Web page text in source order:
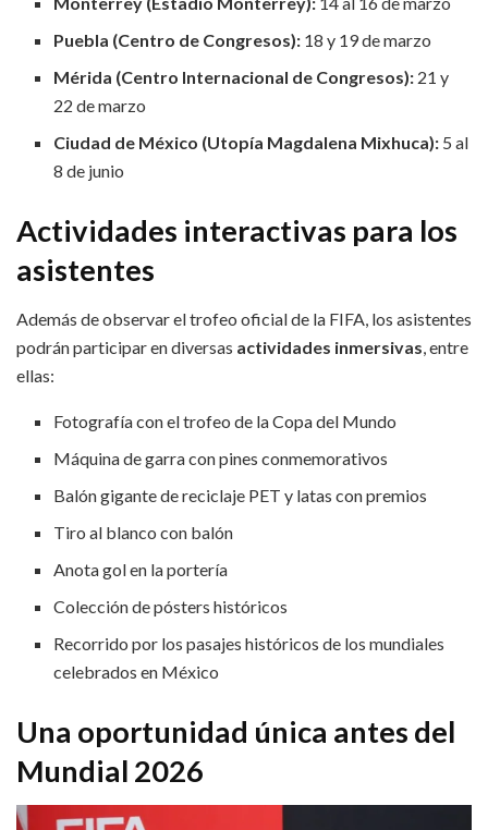
Puebla (Centro de Congresos): 18 y 19 de marzo
Mérida (Centro Internacional de Congresos): 21 y
22 de marzo
Ciudad de México (Utopía Magdalena Mixhuca): 5 al
8 de junio
Actividades interactivas para los
asistentes
Además de observar el trofeo oficial de la FIFA, los asistentes
podrán participar en diversas actividades inmersivas , entre
ellas:
Fotografía con el trofeo de la Copa del Mundo
Máquina de garra con pines conmemorativos
Balón gigante de reciclaje PET y latas con premios
Tiro al blanco con balón
Anota gol en la portería
Colección de pósters históricos
Recorrido por los pasajes históricos de los mundiales
celebrados en México
Una oportunidad única antes del
Mundial 2026